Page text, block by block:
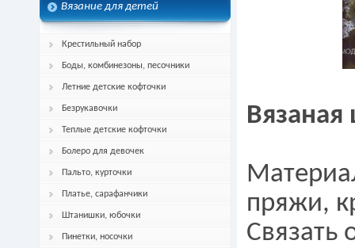
Вязание для детей
Крестильный набор
Боды, комбинезоны, песочники
Летние детские кофточки
Безрукавочки
Теплые детские кофточки
Болеро для девочек
Пальто, курточки
Платье, сарафанчики
Штанишки, юбочки
Пинетки, носочки
пряжи,
Связать